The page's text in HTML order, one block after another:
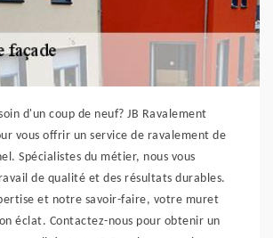
d'un coup de neuf? JB Ravalement
vous offrir un service de ravalement de
Spécialistes du métier, nous vous
de qualité et des résultats durables.
et notre savoir-faire, votre muret
éclat. Contactez-nous pour obtenir un